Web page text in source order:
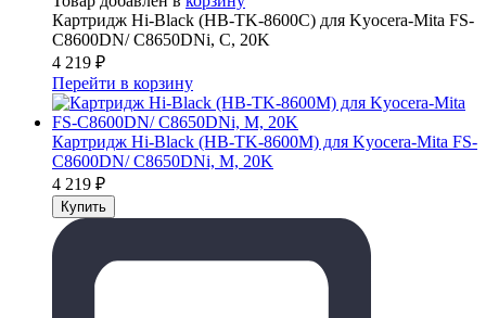
Картридж Hi-Black (HB-TK-8600C) для Kyocera-Mita FS-
C8600DN/ C8650DNi, C, 20K
4 219 ₽
Перейти в корзину
Картридж Hi-Black (HB-TK-8600M) для Kyocera-Mita FS-
C8600DN/ C8650DNi, M, 20K
4 219 ₽